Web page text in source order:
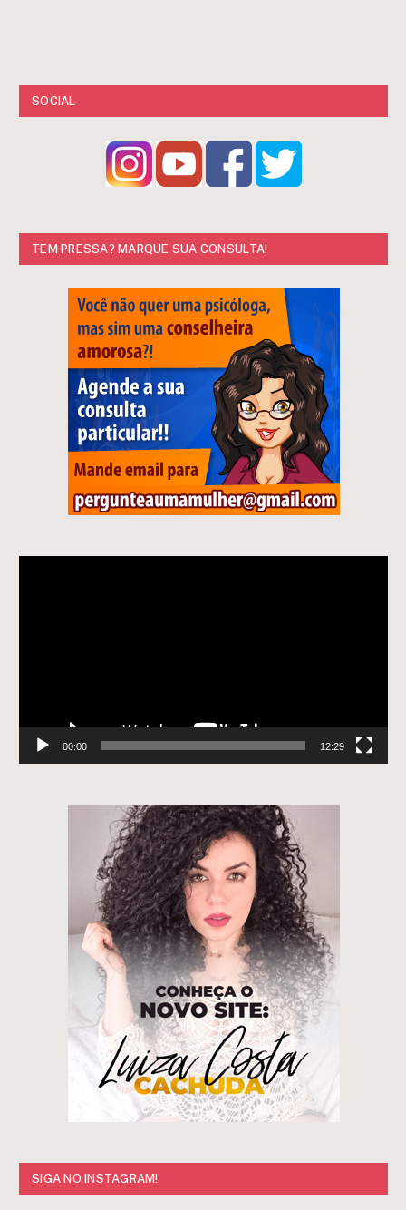
SOCIAL
TEM PRESSA? MARQUE SUA CONSULTA!
00:00 12:29
SIGA NO INSTAGRAM!